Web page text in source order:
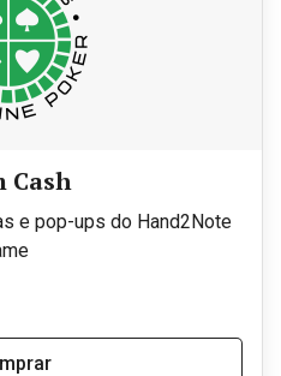
Cash
e pop-ups do Hand2Note